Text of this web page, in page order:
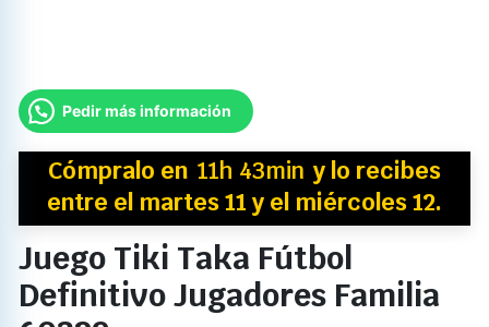
Pedir más información
Cómpralo en 11h 43min y lo recibes
entre el martes 11 y el miércoles 12.
Juego Tiki Taka Fútbol
Definitivo Jugadores Familia